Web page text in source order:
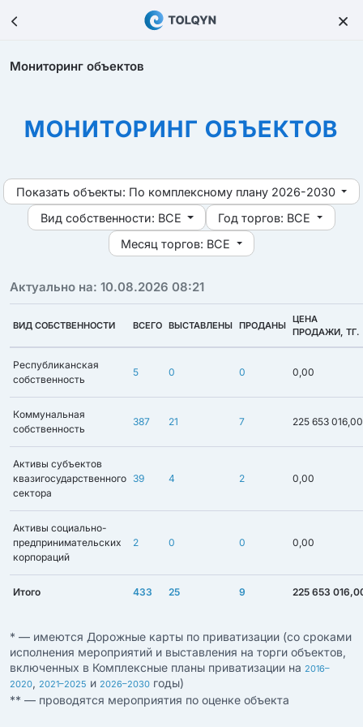
Мониторинг объектов
МОНИТОРИНГ ОБЪЕКТОВ
Показать объекты: По комплексному плану 2026-2030
Вид собственности: ВСЕ Год торгов: ВСЕ
Месяц торгов: ВСЕ
Актуально на: 10.08.2026 08:21
ВИД СОБСТВЕННОСТИ ВСЕГО ВЫСТАВЛЕНЫ ПРОДАНЫ
ЦЕНА
ПРОДАЖИ, ТГ.
Республиканская
собственность
5 0 0 0,00
Коммунальная
собственность
387 21 7 225 653 016,00
Активы субъектов
квазигосударственного
сектора
39 4 2 0,00
Активы социально-
предпринимательских
корпораций
2 0 0 0,00
Итого 433 25 9 225 653
* — имеются Дорожные карты по приватизации (со сроками
исполнения мероприятий и выставления на торги объектов,
включенных в Комплексные планы приватизации на 2016–
2020, 2021–2025 и 2026–2030 годы)
** — проводятся мероприятия по оценке объекта